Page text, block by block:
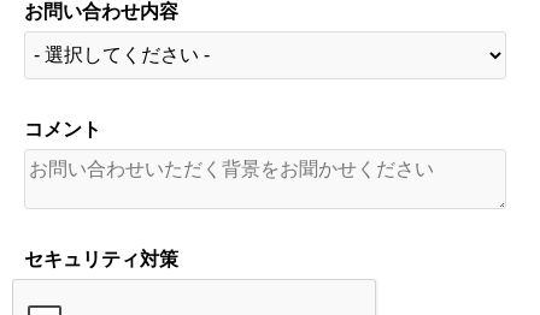
お問い合わせ内容
コメント
セキュリティ対策